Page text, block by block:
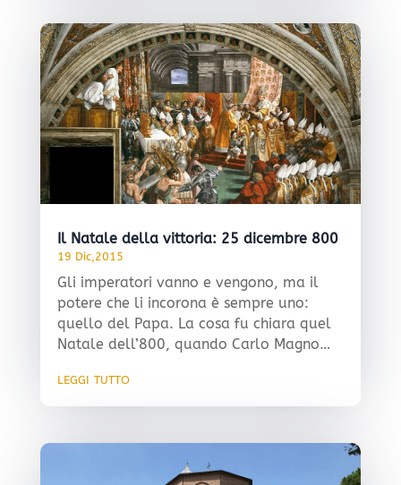
Il Natale della vittoria: 25 dicembre 800
19 Dic,2015
Gli imperatori vanno e vengono, ma il
potere che li incorona è sempre uno:
quello del Papa. La cosa fu chiara quel
Natale dell’800, quando Carlo Magno…
leggi tutto